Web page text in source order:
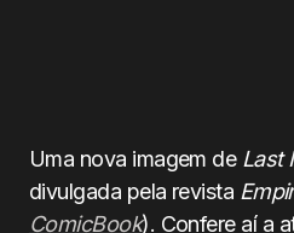
Uma nova imagem de Last
divulgada pela revista
ComicBook). Confere aí a